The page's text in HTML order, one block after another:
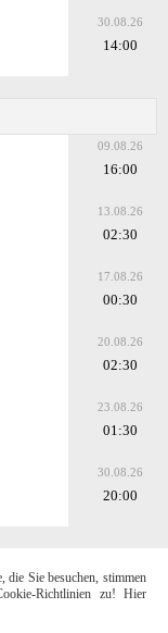
30.08.26
14:00
09.08.26
16:00
13.08.26
02:30
17.08.26
00:30
20.08.26
02:30
23.08.26
01:30
30.08.26
20:00
Sie besuchen, stimmen
Richtlinien zu! Hier